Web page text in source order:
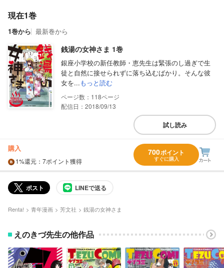
現在1巻
1巻から 最新巻から
銭湯の女神さま 1巻
銀座小学校の新任教師・恵先生は緊張のし過ぎで生
徒と自然に接せられずに落ち込むばかり。そんな彼
女を...もっと読む
118
配信日：2018/09/13
試し読み
購入
1%還元 ：7ポイント獲得
700ポイント
すぐに購入
ポスト LINEで送る
Renta! 青年漫画 芳文社 銭湯の女神さま
えのきづ先生の他作品